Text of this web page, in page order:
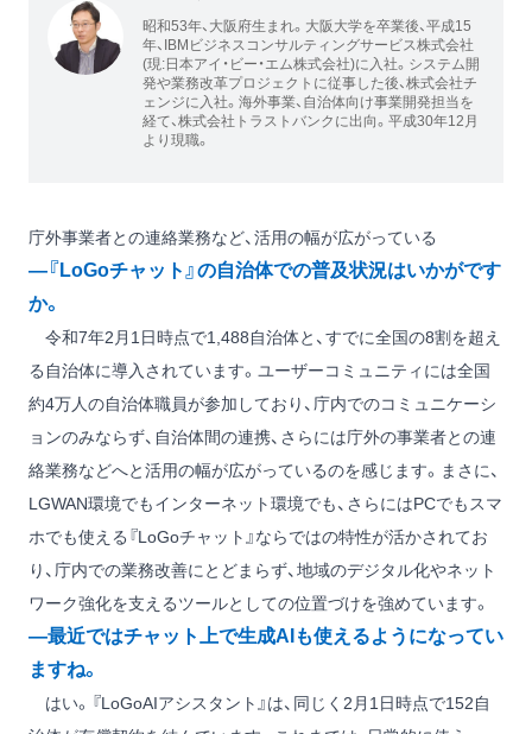
昭和53年、大阪府生まれ。大阪大学を卒業後、平成15
年、IBMビジネスコンサルティングサービス株式会社
(現:日本アイ・ビー・エム株式会社)に入社。システム開
発や業務改革プロジェクトに従事した後、株式会社チ
ェンジに入社。海外事業、自治体向け事業開発担当を
経て、株式会社トラストバンクに出向。平成30年12月
より現職。
庁外事業者との連絡業務など、活用の幅が広がっている
―『LoGoチャット』の自治体での普及状況はいかがです
か。
令和7年2月1日時点で1,488自治体と、すでに全国の8割を超え
る自治体に導入されています。ユーザーコミュニティには全国
約4万人の自治体職員が参加しており、庁内でのコミュニケーシ
ョンのみならず、自治体間の連携、さらには庁外の事業者との連
絡業務などへと活用の幅が広がっているのを感じます。まさに、
LGWAN環境でもインターネット環境でも、さらにはPCでもスマ
ホでも使える『LoGoチャット』ならではの特性が活かされてお
り、庁内での業務改善にとどまらず、地域のデジタル化やネット
ワーク強化を支えるツールとしての位置づけを強めています。
―最近ではチャット上で生成AIも使えるようになってい
ますね。
はい。『LoGoAIアシスタント』は、同じく2月1日時点で152自